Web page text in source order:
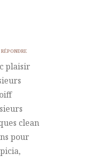
RÉPONDRE
plaisir
clean
pour